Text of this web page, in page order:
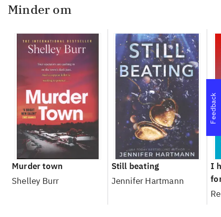
Minder om
Murder town
Shelley Burr
Still beating
Jennifer Hartmann
I
Feedback